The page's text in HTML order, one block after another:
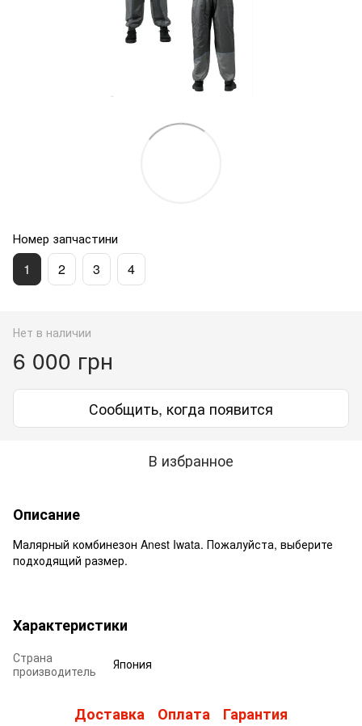
Номер запчастини
1 2 3 4
Нет в наличии
6 000 грн
Сообщить, когда появится
В избранное
Описание
Малярный комбинезон Anest Iwata. Пожалуйста, выберите
подходящий размер.
Характеристики
Страна
производитель
Япония
Доставка Оплата Гарантия